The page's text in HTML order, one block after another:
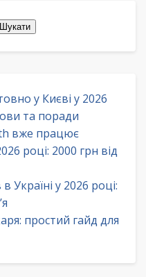
у Києві у 2026
та поради
вже працює
році: 2000 грн від
Україні у 2026 році:
простий гайд для